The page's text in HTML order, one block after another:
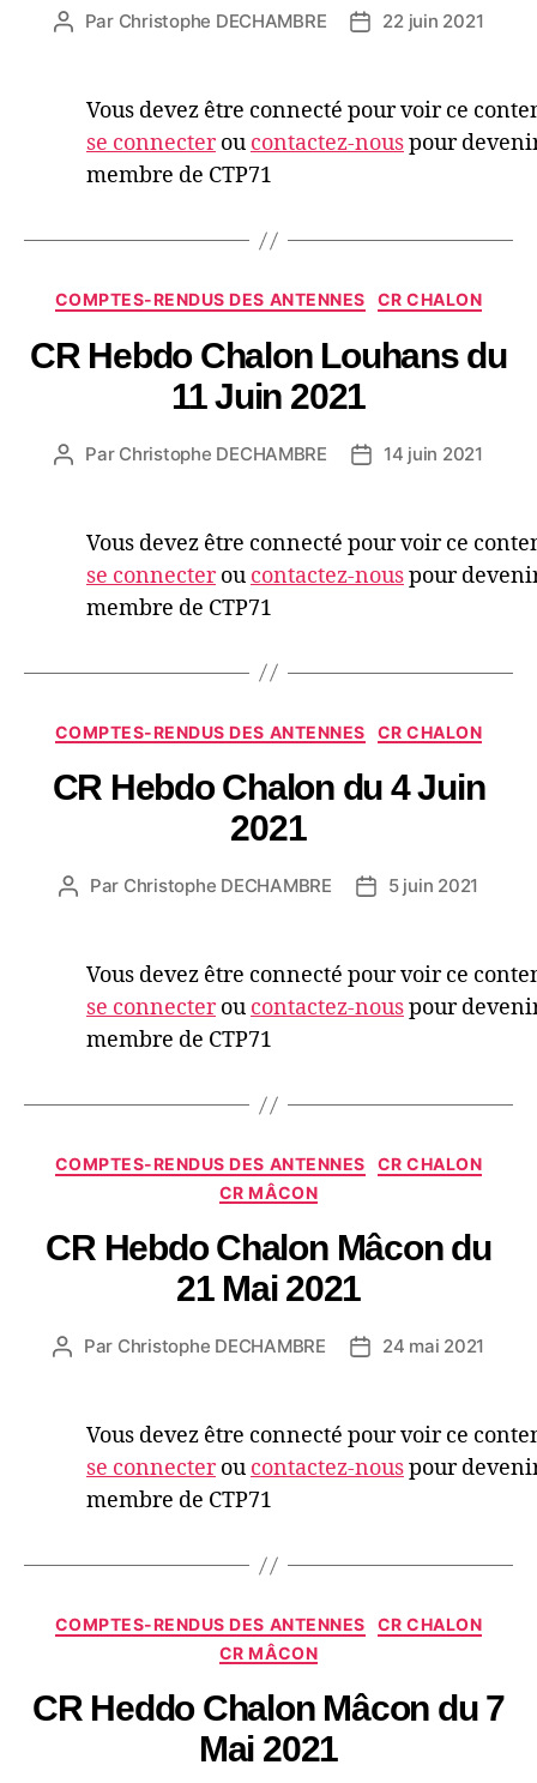
Par Christophe DECHAMBRE 22 juin 2021
Vous devez être connecté pour voir ce
se connecterou contactez-nouspour
membre de CTP71
COMPTES-RENDUS DES ANTENNES CR CHALON
CR Hebdo Chalon Louhans du
11 Juin 2021
Par Christophe DECHAMBRE 14 juin 2021
Vous devez être connecté pour voir ce
se connecterou contactez-nouspour
membre de CTP71
COMPTES-RENDUS DES ANTENNES CR CHALON
CR Hebdo Chalon du 4 Juin
2021
Par Christophe DECHAMBRE 5 juin 2021
Vous devez être connecté pour voir ce
se connecterou contactez-nouspour
membre de CTP71
COMPTES-RENDUS DES ANTENNES
CR CHALON
CR MÂCON
CR Hebdo Chalon Mâcon du
21 Mai 2021
Par Christophe DECHAMBRE 24 mai 2021
Vous devez être connecté pour voir ce
se connecterou contactez-nouspour
membre de CTP71
COMPTES-RENDUS DES ANTENNES
CR CHALON
CR MÂCON
CR Heddo Chalon Mâcon du 7
Mai 2021